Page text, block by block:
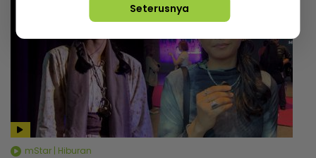
mStar | Hiburan
Seterusnya